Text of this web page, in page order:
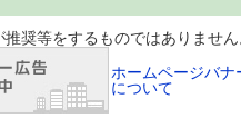
ものではありません
ホームページバナ
について